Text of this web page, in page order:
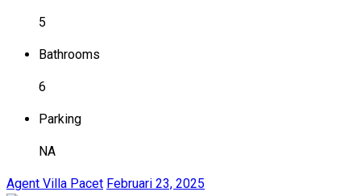
5
Bathrooms
6
Parking
NA
Agent Villa Pacet Februari 23, 2025